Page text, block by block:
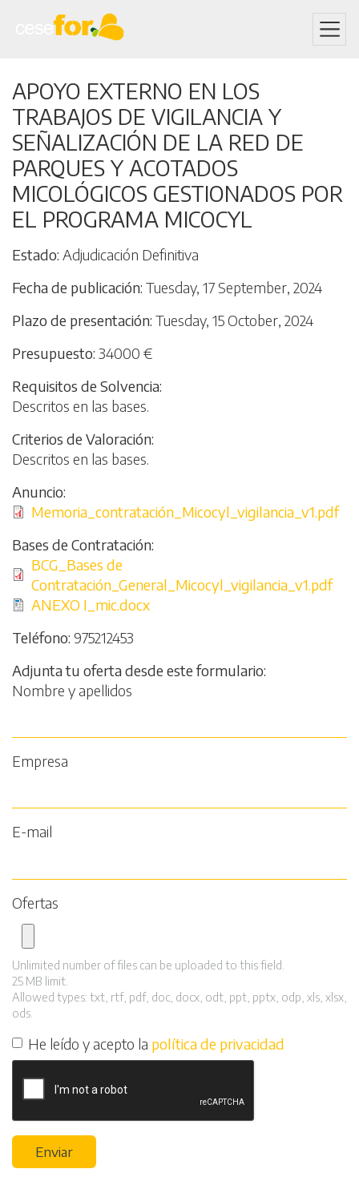
to
main
content
APOYO EXTERNO EN LOS
TRABAJOS DE VIGILANCIA Y
SEÑALIZACIÓN DE LA RED DE
PARQUES Y ACOTADOS
MICOLÓGICOS GESTIONADOS POR
EL PROGRAMA MICOCYL
Estado Adjudicación Definitiva
Fecha de publicación Tuesday, 17 September, 2024
Plazo de presentación Tuesday, 15 October, 2024
Presupuesto 34000 €
Requisitos de Solvencia
Descritos en las bases.
Criterios de Valoración
Descritos en las bases.
Anuncio
FileMemoria_contratación_Micocyl_vigilancia_v1.pdf
Bases de Contratación
FileBCG_Bases de
Contratación_General_Micocyl_vigilancia_v1.pdf
FileANEXO I_mic.docx
Teléfono 975212453
Adjunta tu oferta desde este formulario
Nombre y apellidos
Empresa
E-mail
Ofertas
Unlimited number of files can be uploaded to this field.
25 MB limit.
Allowed types: txt, rtf, pdf, doc, docx, odt, ppt, pptx, odp, xls, xlsx,
ods.
He leído y acepto la política de privacidad
Enviar